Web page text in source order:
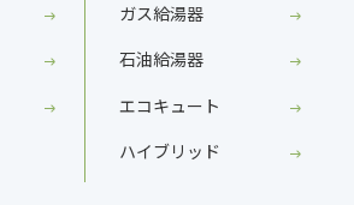
ガス給湯器
石油給湯器
エコキュート
ハイブリッド